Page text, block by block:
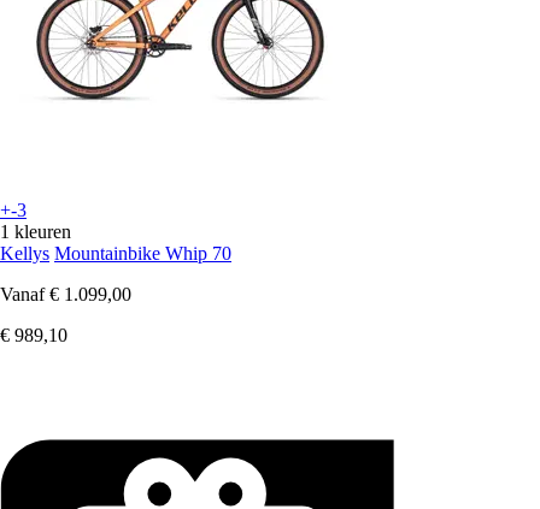
+-3
1 kleuren
Kellys Mountainbike Whip 70
Vanaf € 1.099,00
€ 989,10